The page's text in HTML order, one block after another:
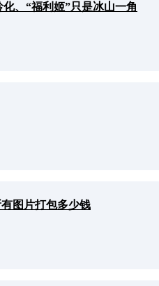
、“福利姬”只是冰山一角
图片打包多少钱